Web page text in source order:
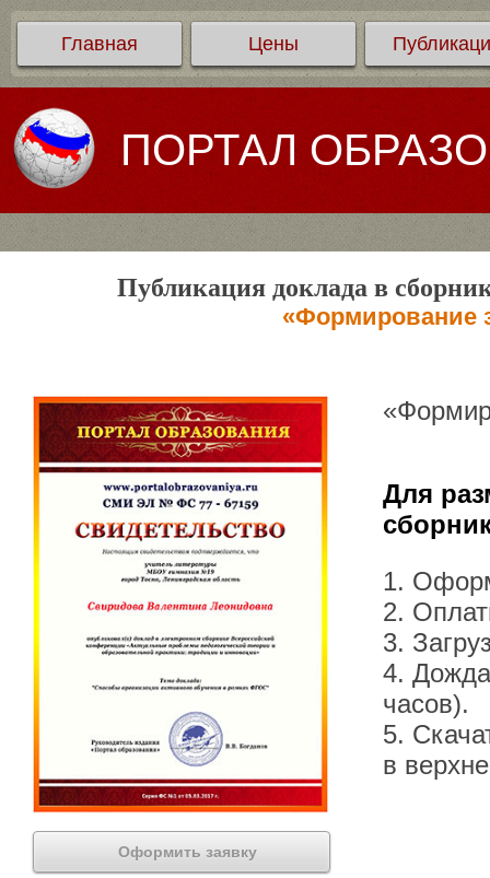
Главная Цены
ПОРТАЛ
Публикация доклада в
«Формирование
Оформить заявку
Для
1.
2.
3.
4.
часов).
5.
в